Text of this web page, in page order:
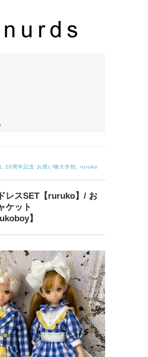
20周年記念 お買い物大作戦 ruruko
レスSET【ruruko】/ お
ケット
】